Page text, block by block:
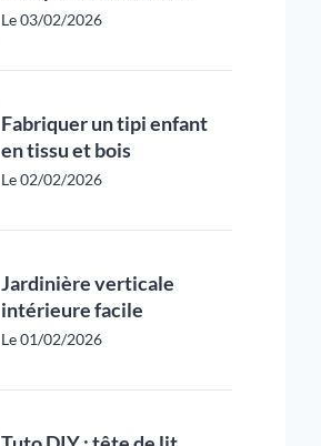
Le 03/02/2026
Fabriquer un tipi enfant
en tissu et bois
Le 02/02/2026
Jardinière verticale
intérieure facile
Le 01/02/2026